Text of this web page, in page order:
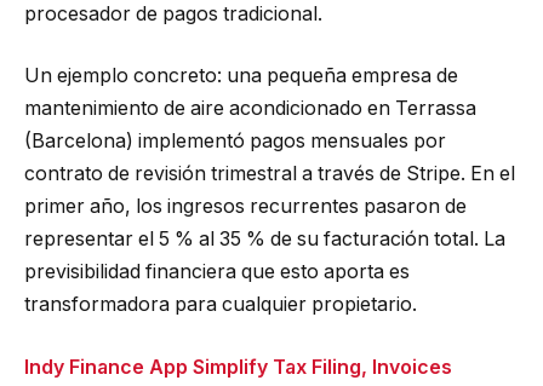
procesador de pagos tradicional.
Un ejemplo concreto: una pequeña empresa de
mantenimiento de aire acondicionado en Terrassa
(Barcelona) implementó pagos mensuales por
contrato de revisión trimestral a través de Stripe. En el
primer año, los ingresos recurrentes pasaron de
representar el 5 % al 35 % de su facturación total. La
previsibilidad financiera que esto aporta es
transformadora para cualquier propietario.
Indy Finance App Simplify Tax Filing, Invoices